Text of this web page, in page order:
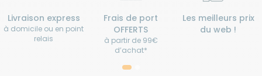
Livraison express
à domicile ou en point
relais
Frais de port
OFFERTS
à partir de 99€
d’achat*
Les meilleurs prix
du web !